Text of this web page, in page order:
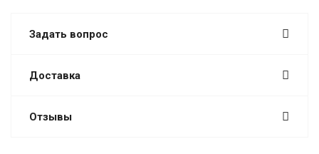
Задать вопрос
Доставка
Отзывы